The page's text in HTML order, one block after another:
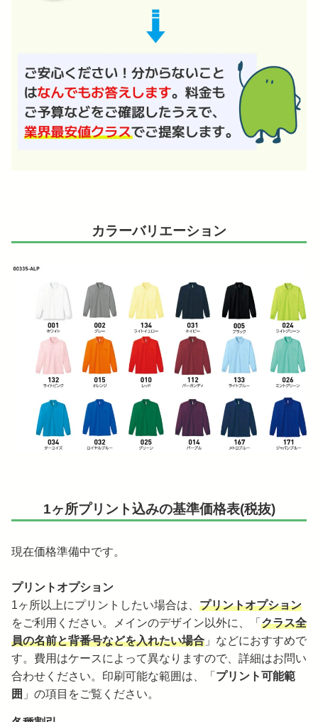
カラーバリエーション
1ヶ所プリント込みの基準価格表(税抜)
現在価格準備中です。
プリントオプション
1ヶ所以上にプリントしたい場合は、 プリントオプション
をご利用ください。メインのデザイン以外に、「 クラス全
員の名前と背番号などを入れたい場合 」などにおすすめで
す。費用はケースによって異なりますので、詳細はお問い
合わせください。印刷可能な範囲は、「 プリント可能範
囲 」の項目をご覧ください。